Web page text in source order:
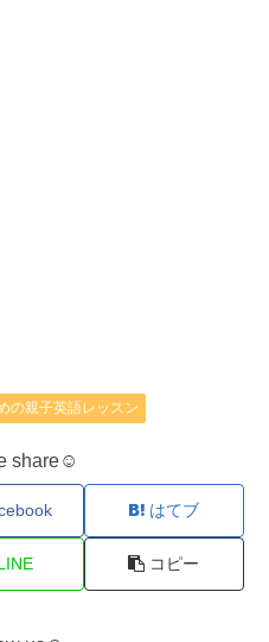
の親子英語レッスン
share☺
はてブ
コピー